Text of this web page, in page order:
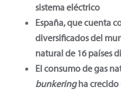
sistema eléctrico
España, que cuenta
diversificados del
natural de 16 países
El consumo de gas
bunkeringha crecido